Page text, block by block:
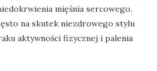
mięśnia sercowego.
na skutek niezdrowego stylu
aktywności fizycznej i palenia